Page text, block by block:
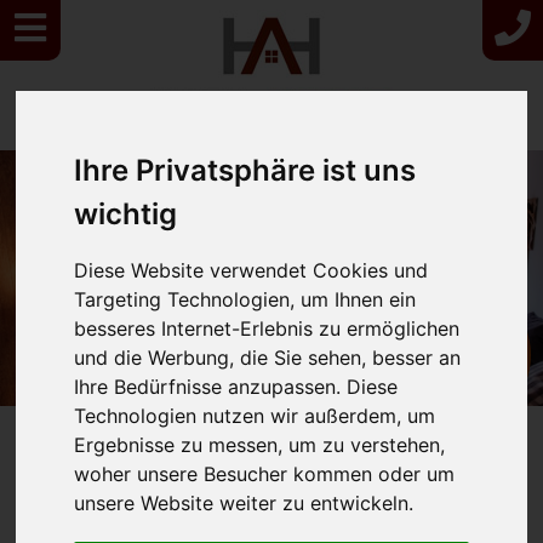
Ihre Privatsphäre ist uns
wichtig
Diese Website verwendet Cookies und
Targeting Technologien, um Ihnen ein
besseres Internet-Erlebnis zu ermöglichen
und die Werbung, die Sie sehen, besser an
Ihre Bedürfnisse anzupassen. Diese
Technologien nutzen wir außerdem, um
Ergebnisse zu messen, um zu verstehen,
woher unsere Besucher kommen oder um
unsere Website weiter zu entwickeln.
Hier klicken
und sparen!
Zimmer & Preise